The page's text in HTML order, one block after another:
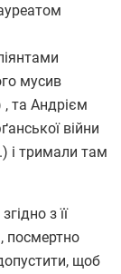
мусив
та Андрієм
війни
і тримали там
з її
посмертно
щоб